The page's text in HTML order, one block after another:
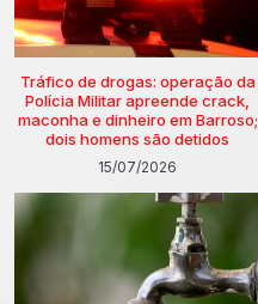
Tráfico de drogas: operação da
Polícia Militar apreende crack,
maconha e dinheiro em Barroso;
dois homens são detidos
15/07/2026